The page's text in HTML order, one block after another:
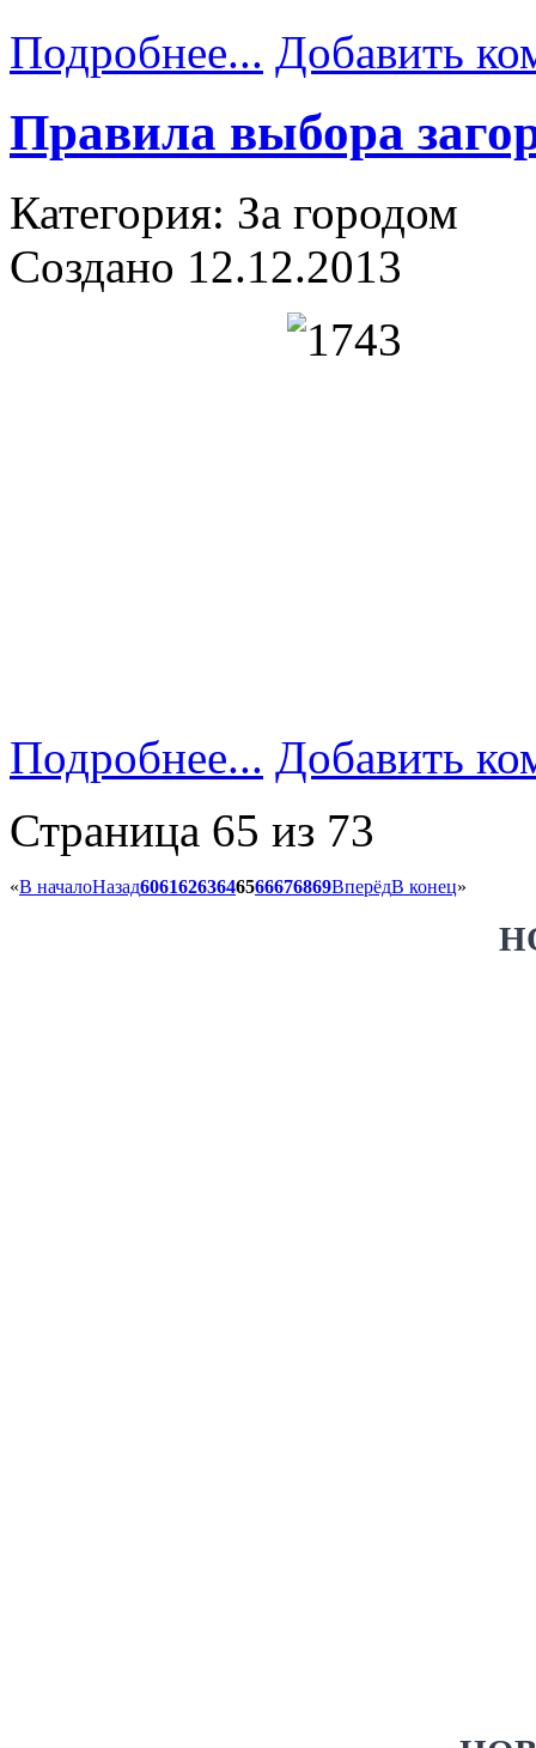
Подробнее... Добавить
Правила выбора
Категория: За городом
Создано 12.12.2013
Подробнее... Добавить
Страница 65 из 73
«В началоНазад60616263646566676869ВперёдВ конец»